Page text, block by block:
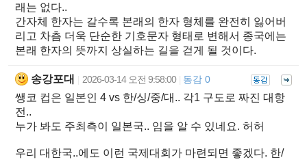
래는 없다..
간자체 한자는 갈수록 본래의 한자 형체를 완전히 잃어버
리고 차츰 더욱 단순한 기호문자 형태로 변해서 종국에는
본래 한자의 뜻까지 상실하는 길을 걷게 될 것이다.
송강포대 2026-03-14 오전 9:58:00 동감 0
쌩코 컵은 일본인 4 vs 한/싱/중/대.. 각1 구도로 짜진 대항
전..
누가 봐도 주최측이 일본국.. 임을 알 수 있네요. 허허
우리 대한국..에도 이런 국제대회가 마련되면 좋겠다. 한/